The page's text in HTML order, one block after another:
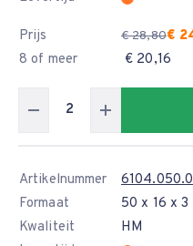
Prijs € 28,80€
8 of meer
€ 20,16
Artikelnummer
Formaat
50 x 16 x 3
Kwaliteit
HM